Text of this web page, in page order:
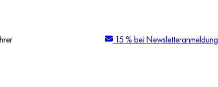
15 % bei Newsletteranmeldung